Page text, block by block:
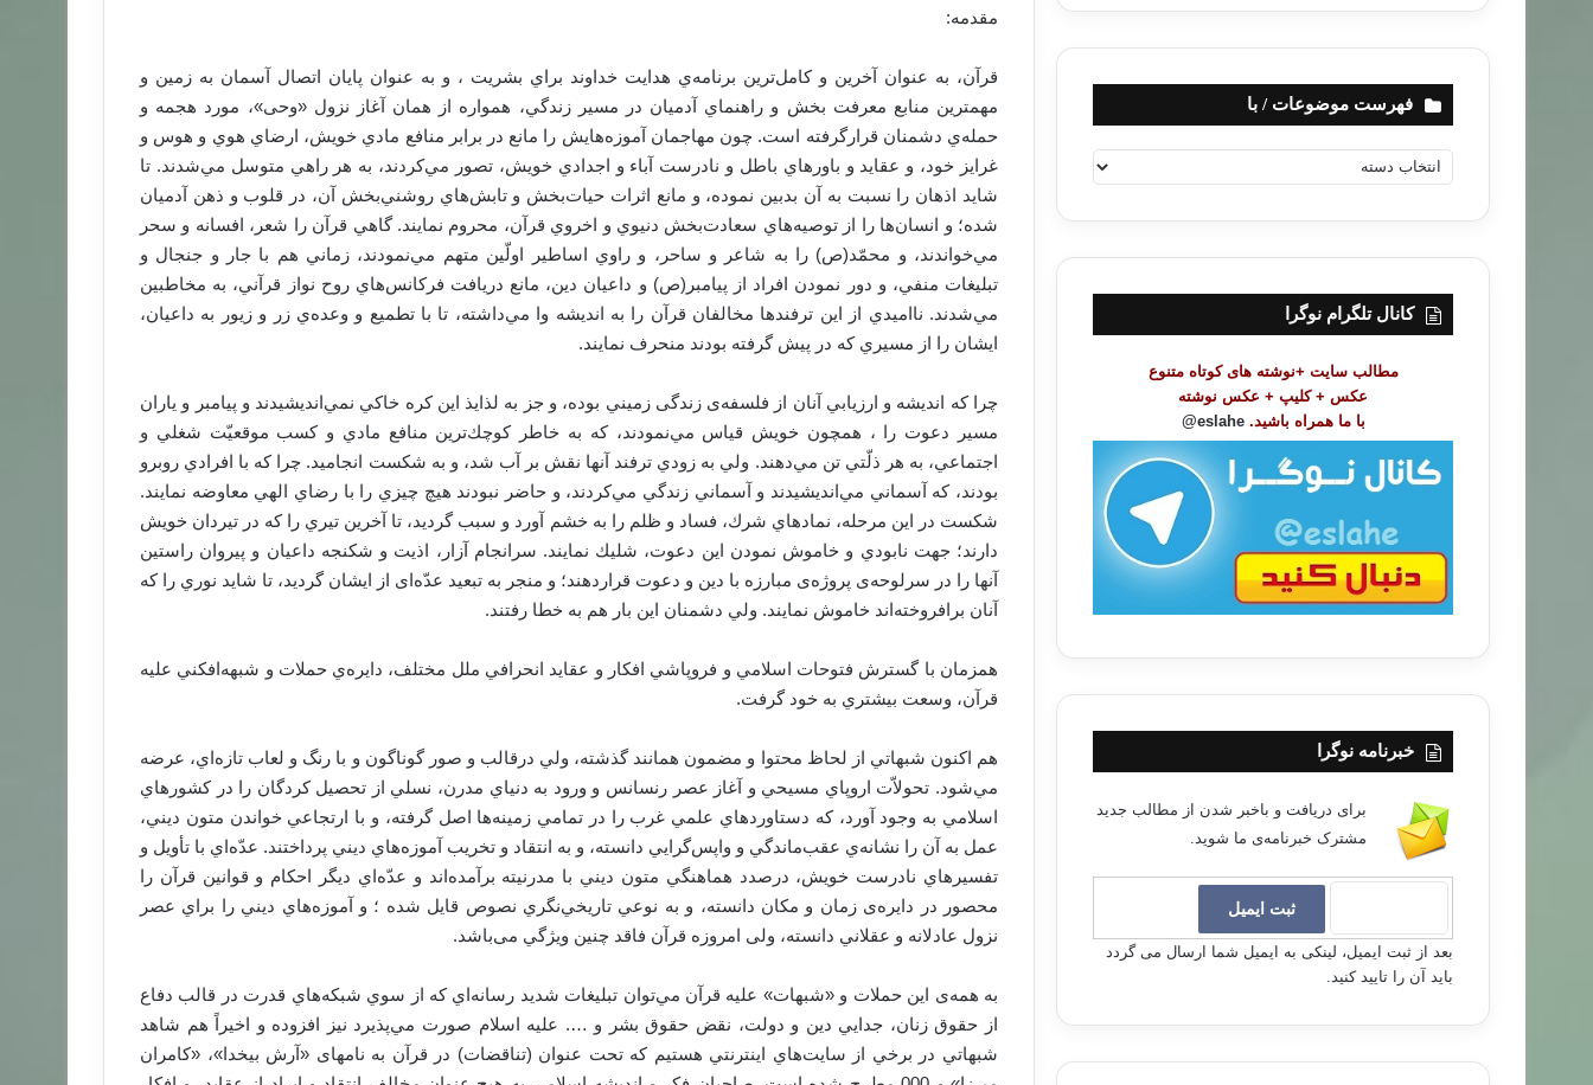
مقدمه:
قرآن، به عنوان آخرين و كامل‌ترين برنامه‌ي هدايت خداوند براي بشریت ، و به عنوان پايان اتصال آسمان به زمين و
مهمترين منابع معرفت بخش و راهنماي آدميان در مسير زندگي، همواره از همان آغاز نزول «وحی»، مورد هجمه و
حمله‌ي دشمنان قرارگرفته است. چون مهاجمان آموزه‌هايش را مانع در برابر منافع مادي خويش، ارضاي هوي و هوس و
غرايز خود، و عقايد و باورهاي باطل و نادرست آباء و اجدادي خويش، تصور مي‌كردند، به هر راهي متوسل مي‌شدند. تا
شايد اذهان را نسبت به آن بدبين نموده، و مانع اثرات حيات‌بخش و تابش‌هاي روشني‌بخش آن، در قلوب و ذهن آدميان
شده؛ و انسان‌ها را از توصيه‌هاي سعادت‌بخش دنيوي و اخروي قرآن، محروم نمايند. گاهي قرآن را شعر، افسانه و سحر
مي‌خواندند، و محمّد(ص) را به شاعر و ساحر، و راوي اساطير اولّين متهم مي‌نمودند، زماني هم با جار و جنجال و
تبليغات منفي، و دور نمودن افراد از پيامبر(ص) و داعيان دين، مانع دريافت فركانس‌هاي روح نواز قرآني، به مخاطبين
مي‌شدند. نااميدي از اين ترفندها مخالفان قرآن را به انديشه وا مي‌داشته، تا با تطميع و وعده‌ي زر و زيور به داعيان،
ايشان را از مسيري كه در پيش گرفته‌ بودند منحرف نمايند.
چرا كه انديشه و ارزيابي آنان از فلسفه‌ی زندگی زميني بوده، و جز به لذايذ اين كره خاكي نمي‌انديشیدند و پيامبر و ياران
مسير دعوت را ، همچون خويش قياس مي‌نمودند، كه به خاطر كوچك‌ترين منافع مادي و كسب موقعيّت شغلي و
اجتماعي، به هر ذلّتي تن مي‌دهند. ولي به زودي ترفند آنها نقش بر آب شد، و به شكست ‌انجاميد. چرا كه با افرادي روبرو
بودند، كه آسماني مي‌انديشيدند و آسماني زندگي مي‌كردند، و حاضر نبودند هيچ چيزي را با رضاي الهي معاوضه نمايند.
شكست در اين مرحله، نمادهاي شرك، فساد و ظلم را به خشم آورد و سبب گردید، تا آخرين تيري را كه در تيردان خويش
دارند؛ جهت نابودي و خاموش نمودن اين دعوت، شليك نمايند. سرانجام آزار، اذيت و شكنجه داعيان و پيروان راستين
آنها را در سرلوحه‌ی پروژه‌ی مبارزه با دین و دعوت قراردهند؛ و منجر به تبعید عدّه‌ای از ایشان گرديد، تا شايد نوري را كه
آنان برافروخته‌اند خاموش نمايند. ولي دشمنان این بار هم به خطا رفتند.
همزمان با گسترش فتوحات اسلامي و فروپاشي افكار و عقايد انحرافي ملل مختلف، دايره‌ي حملات و شبهه‌افكني عليه
قرآن، وسعت بيشتري به خود گرفت.
هم اكنون شبهاتي از لحاظ محتوا و مضمون همانند گذشته، ولي درقالب و صور گوناگون و با رنگ و لعاب تازه‌اي، عرضه
مي‌شود. تحولاّت اروپاي مسيحي و آغاز عصر رنسانس و ورود به دنياي مدرن، نسلي از تحصيل كردگان را در كشورهاي
اسلامي به وجود آورد، كه دستاوردهاي علمي غرب را در تمامي زمينه‌ها اصل گرفته، و با ارتجاعي خواندن متون ديني،
عمل به آن را نشانه‌ي عقب‌ماندگي و واپس‌گرايي دانسته، و به انتقاد و تخريب آموزه‌هاي ديني پرداختند. عدّه‌اي با تأويل و
تفسيرهاي نادرست خويش، درصدد هماهنگي متون ديني با مدرنيته برآمده‌اند و عدّه‌اي ديگر احكام و قوانين قرآن را
محصور در دايره‌ی زمان و مكان دانسته، و به نوعي تاريخي‌‌نگري نصوص قايل شده ؛ و آموزه‌هاي ديني را براي عصر
نزول عادلانه و عقلاني دانسته، ولی امروزه قرآن فاقد چنين ويژگي می‌باشد.
به همه‌ی اين حملات و «شبهات» عليه قرآن مي‌توان تبليغات شديد رسانه‌اي كه از سوي شبكه‌هاي قدرت در قالب دفاع
از حقوق زنان، جدايي دين و دولت، نقض حقوق بشر و …. عليه اسلام صورت مي‌پذيرد نيز افزوده و اخيراً هم شاهد
شبهاتي در برخي از سايت‌هاي اينترنتي هستيم كه تحت عنوان (تناقضات) در قرآن به نامهای «آرش بیخدا»، «کامران
فهرست موضوعات / با
ه
ت
ض
کانال تلگرام نوگرا
مطالب سایت +نوشته های کوتاه متنوع
عکس + کلیپ + عکس نوشته
با ما همراه باشید. eslahe@
خبرنامه نوگرا
برای دریافت و باخبر شدن از مطالب جدید
مشترک خبرنامه‌ی ما شوید.
بعد از ثبت ایمیل، لینکی به ایمیل شما ارسال می گردد
باید آن را تایید کنید.